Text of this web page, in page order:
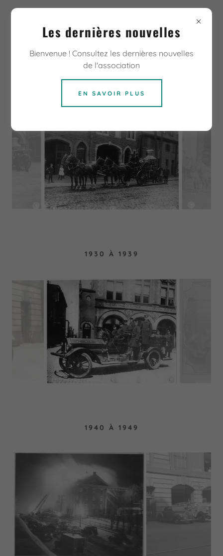
1910 À 1919
1930 À 1939
1940 À 1949
Les dernières nouvelles
Bienvenue ! Consultez les dernières nouvelles
de l'association
EN SAVOIR PLUS